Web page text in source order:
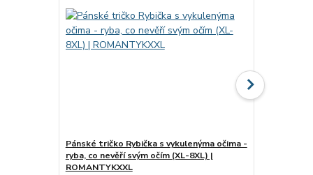
Pánské tričko Rybička s vykulenýma očima -
ryba, co nevěří svým očím (XL-8XL) |
ROMANTYKXXL